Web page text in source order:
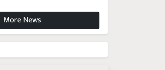
More News